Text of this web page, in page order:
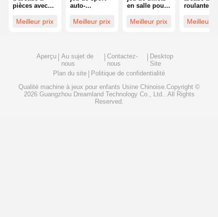
pièces avec
tickets,
Meilleur prix
auto-
400w
Basketball
Meilleur prix
en salle pour
avec des
performances
Meilleur prix
roulantes
à double
Meilleur
Aperçu
Au sujet de
nous
Contactez-
nous
Desktop
Site
Plan du site
Politique de confidentialité
Qualité machine à jeux pour enfants Usine Chinoise.Copyright ©
2026 Guangzhou Dreamland Technology Co., Ltd.. All Rights
Reserved.